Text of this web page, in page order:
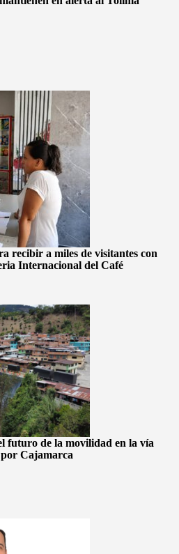
recibir a miles de visitantes con
Internacional del Café
futuro de la movilidad en la vía
Cajamarca